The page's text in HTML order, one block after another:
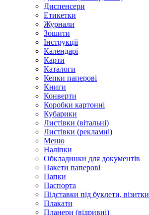
Диспенсери
Етикетки
Журнали
Зошити
Інструкції
Календарі
Карти
Каталоги
Кепки паперові
Книги
Конверти
Коробки картонні
Кубарики
Листівки (вітальні)
Листівки (рекламні)
Меню
Наліпки
Обкладинки для документів
Пакети паперові
Папки
Паспорта
Підставки під буклети, візитки
Плакати
Планери (відривні)